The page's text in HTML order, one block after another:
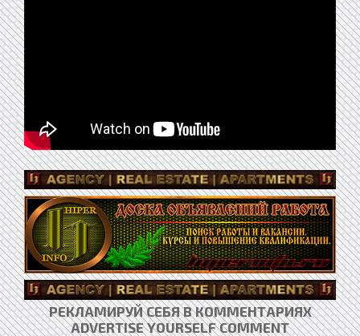
РЕКЛАМИРУЙ СЕБЯ В КОММЕНТАРИЯХ
ADVERTISE YOURSELF COMMENT